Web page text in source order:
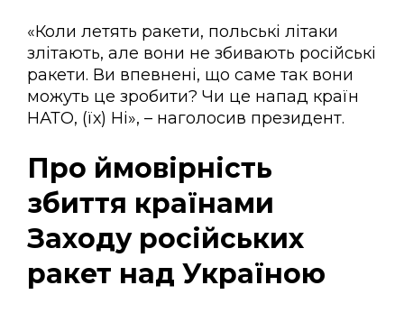
«Коли летять ракети, польські літаки
злітають, але вони не збивають російські
ракети. Ви впевнені, що саме так вони
можуть це зробити? Чи це напад країн
НАТО, (їх) Ні», – наголосив президент.
Про ймовірність
збиття країнами
Заходу російських
ракет над Україною